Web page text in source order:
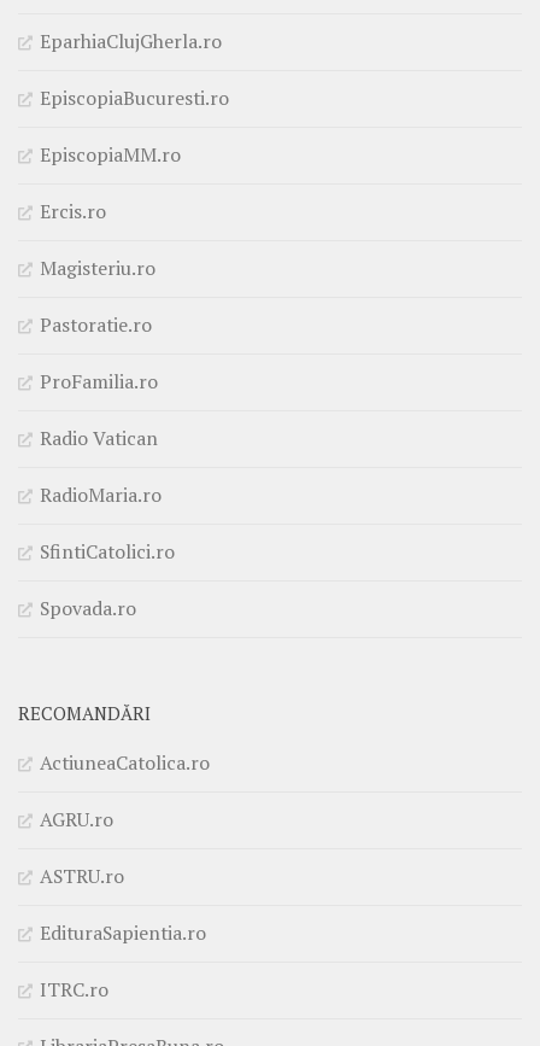
EparhiaClujGherla.ro
EpiscopiaBucuresti.ro
EpiscopiaMM.ro
Ercis.ro
Magisteriu.ro
Pastoratie.ro
ProFamilia.ro
Radio Vatican
RadioMaria.ro
SfintiCatolici.ro
Spovada.ro
RECOMANDĂRI
ActiuneaCatolica.ro
AGRU.ro
ASTRU.ro
EdituraSapientia.ro
ITRC.ro